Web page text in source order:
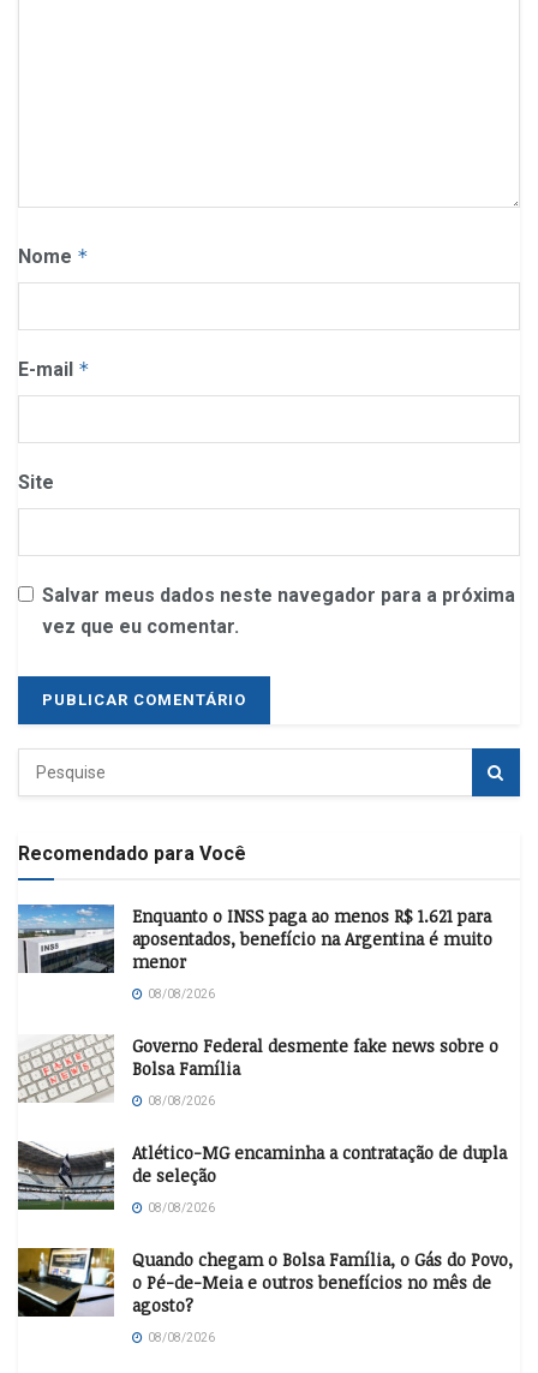
Nome *
E-mail *
Site
Salvar meus dados neste navegador para a próxima
vez que eu comentar.
Recomendado para Você
Enquanto o INSS paga ao menos R$ 1.621 para
aposentados, benefício na Argentina é muito
menor
08/08/2026
Governo Federal desmente fake news sobre o
Bolsa Família
08/08/2026
Atlético-MG encaminha a contratação de dupla
de seleção
08/08/2026
Quando chegam o Bolsa Família, o Gás do Povo,
o Pé-de-Meia e outros benefícios no mês de
agosto?
08/08/2026